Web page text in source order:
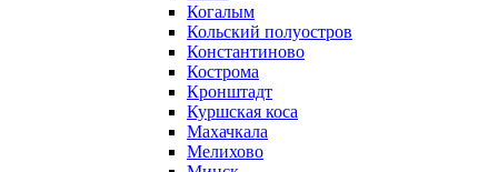
Когалым
Кольский полуостров
Константиново
Кострома
Кронштадт
Куршская коса
Махачкала
Мелихово